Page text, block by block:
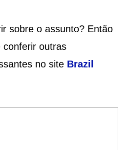
sobre o assunto? Então
conferir outras
no site Brazil